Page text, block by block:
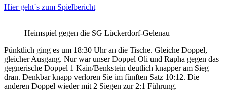
Hier geht´s zum Spielbericht
Heimspiel gegen die SG Lückerdorf-Gelenau
Pünktlich ging es um 18:30 Uhr an die Tische. Gleiche Doppel,
gleicher Ausgang. Nur war unser Doppel Oli und Rapha gegen das
gegnerische Doppel 1 Kain/Benkstein deutlich knapper am Sieg
dran. Denkbar knapp verloren Sie im fünften Satz 10:12. Die
anderen Doppel wieder mit 2 Siegen zur 2:1 Führung.